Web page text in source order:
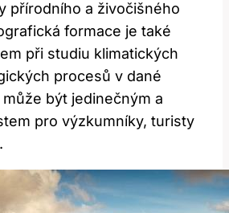
přírodního a živočišného
formace‍ je také
při studiu klimatických
procesů v dané
být jedinečným a
pro výzkumníky, turisty